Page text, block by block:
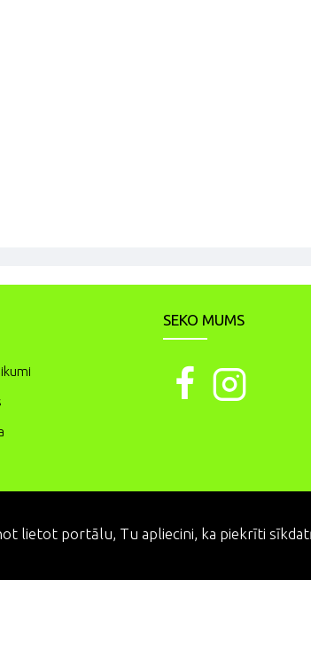
SEKO MUMS
lietot portālu, Tu apliecini, ka piekrīti